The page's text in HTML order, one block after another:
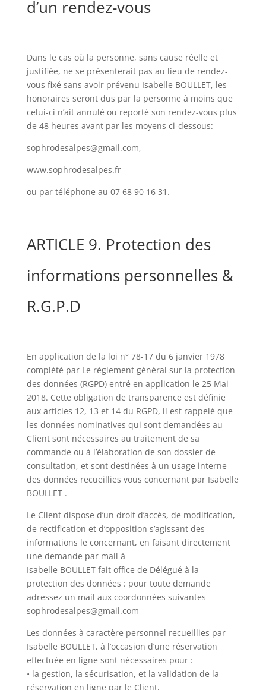
d’un rendez-vous
Dans le cas où la personne, sans cause réelle et
justifiée, ne se présenterait pas au lieu de rendez-
vous fixé sans avoir prévenu Isabelle BOULLET, les
honoraires seront dus par la personne à moins que
celui-ci n’ait annulé ou reporté son rendez-vous plus
de 48 heures avant par les moyens ci-dessous:
sophrodesalpes@gmail.com,
www.sophrodesalpes.fr
ou par téléphone au 07 68 90 16 31.
ARTICLE 9. Protection des
informations personnelles &
R.G.P.D
En application de la loi n° 78-17 du 6 janvier 1978
complété par Le règlement général sur la protection
des données (RGPD) entré en application le 25 Mai
2018. Cette obligation de transparence est définie
aux articles 12, 13 et 14 du RGPD, il est rappelé que
les données nominatives qui sont demandées au
Client sont nécessaires au traitement de sa
commande ou à l’élaboration de son dossier de
consultation, et sont destinées à un usage interne
des données recueillies vous concernant par Isabelle
BOULLET .
Le Client dispose d’un droit d’accès, de modification,
de rectification et d’opposition s’agissant des
informations le concernant, en faisant directement
une demande par mail à
Isabelle BOULLET fait office de Délégué à la
protection des données : pour toute demande
adressez un mail aux coordonnées suivantes
sophrodesalpes@gmail.com
Les données à caractère personnel recueillies par
Isabelle BOULLET, à l’occasion d’une réservation
effectuée en ligne sont nécessaires pour :
• la gestion, la sécurisation, et la validation de la
réservation en ligne par le Client,